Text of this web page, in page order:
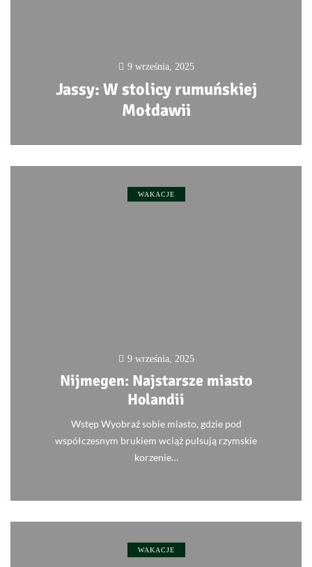
9 września, 2025
Jassy: W stolicy rumuńskiej
Mołdawii
WAKACJE
9 września, 2025
Nijmegen: Najstarsze miasto
Holandii
Wstęp Wyobraź sobie miasto, gdzie pod
współczesnym brukiem wciąż pulsują rzymskie
korzenie…
WAKACJE